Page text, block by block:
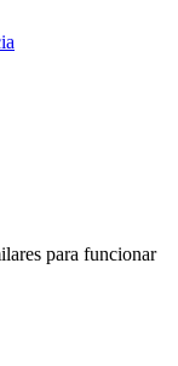
para funcionar